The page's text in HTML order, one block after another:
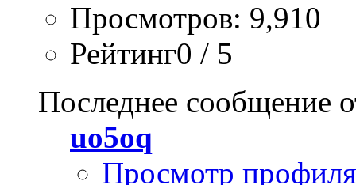
Просмотров: 9,910
Рейтинг0 / 5
Последнее сообщение
uo5oq
Просмотр профиля